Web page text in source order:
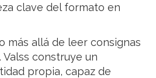
clave del formato en
más allá de leer consignas
construye un
propia, capaz de